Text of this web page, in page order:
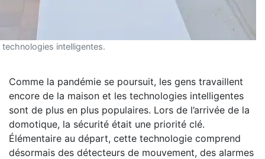
intelligentes.
Comme la pandémie se poursuit, les gens travaillent
encore de la maison et les technologies intelligentes
sont de plus en plus populaires. Lors de l’arrivée de la
domotique, la sécurité était une priorité clé.
Élémentaire au départ, cette technologie comprend
désormais des détecteurs de mouvement, des alarmes